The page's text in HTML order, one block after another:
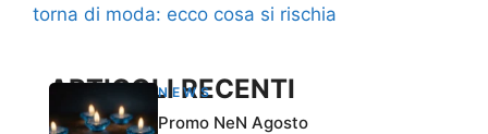
torna di moda: ecco cosa si rischia
ARTICOLI RECENTI
NEWS
Promo NeN Agosto